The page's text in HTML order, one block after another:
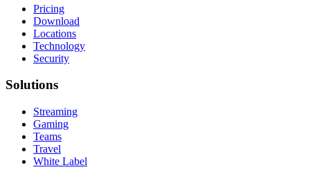
Pricing
Download
Locations
Technology
Security
Solutions
Streaming
Gaming
Teams
Travel
White Label